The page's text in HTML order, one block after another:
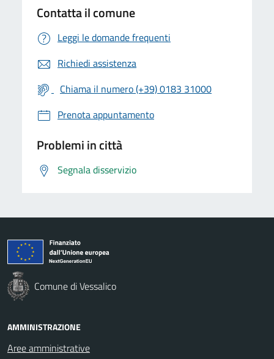
Contatta il comune
Leggi le domande frequenti
Richiedi assistenza
Chiama il numero (+39) 0183 31000
Prenota appuntamento
Problemi in città
Segnala disservizio
Comune di Vessalico
AMMINISTRAZIONE
Aree amministrative